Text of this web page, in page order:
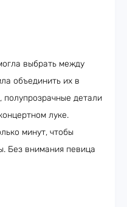
выбрать между
объединить их в
полупрозрачные детали
луке.
минут, чтобы
Без внимания певица